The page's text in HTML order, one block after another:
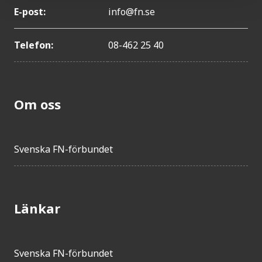
E-post: info@fn.se
Telefon: 08-462 25 40
Om oss
Svenska FN-förbundet
Länkar
Svenska FN-förbundet